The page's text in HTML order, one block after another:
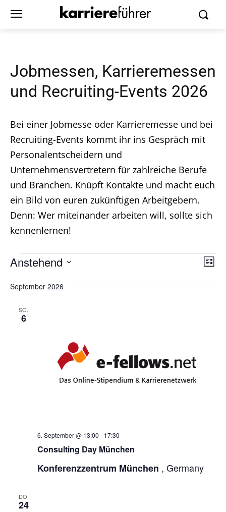
Jobmessen, Karrieremessen
und Recruiting-Events 2026
Bei einer Jobmesse oder Karrieremesse und bei
Recruiting-Events kommt ihr ins Gespräch mit
Personalentscheidern und
Unternehmensvertretern für zahlreiche Berufe
und Branchen. Knüpft Kontakte und macht euch
ein Bild von euren zukünftigen Arbeitgebern.
Denn: Wer miteinander arbeiten will, sollte sich
kennenlernen!
Veranstaltungen Liste
Anstehend
wählen.
September 2026
SO.
6
Consulting Day München
6. September @ 13:00 - 17:30
Konferenzzentrum München , Germany
DO.
24